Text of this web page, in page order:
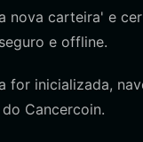
nova carteira' e
e offline.
for inicializada,
Cancercoin.